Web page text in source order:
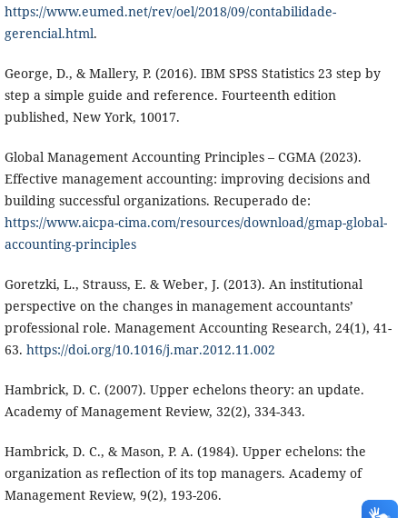
https://www.eumed.net/rev/oel/2018/09/contabilidade-
gerencial.html.
George, D., & Mallery, P. (2016). IBM SPSS Statistics 23 step by
step a simple guide and reference. Fourteenth edition
published, New York, 10017.
Global Management Accounting Principles – CGMA (2023).
Effective management accounting: improving decisions and
building successful organizations. Recuperado de:
https://www.aicpa-cima.com/resources/download/gmap-global-
accounting-principles
Goretzki, L., Strauss, E. & Weber, J. (2013). An institutional
perspective on the changes in management accountants’
professional role. Management Accounting Research, 24(1), 41-
63. https://doi.org/10.1016/j.mar.2012.11.002
Hambrick, D. C. (2007). Upper echelons theory: an update.
Academy of Management Review, 32(2), 334-343.
Hambrick, D. C., & Mason, P. A. (1984). Upper echelons: the
organization as reflection of its top managers. Academy of
Management Review, 9(2), 193-206.